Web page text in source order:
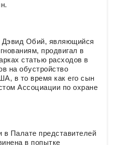
Дэвид Обий, являющийся
продвигал в
статью расходов в
на обустройство
в то время как его сын
Ассоциации по охране
Палате представителей
в попытке